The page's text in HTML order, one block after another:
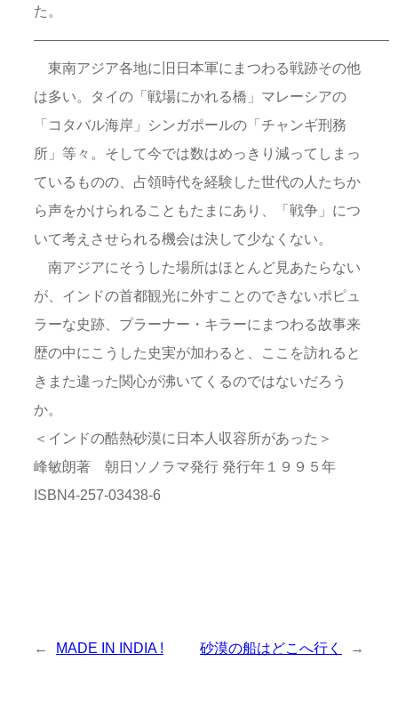
た。
—————————————————————————
東南アジア各地に旧日本軍にまつわる戦跡その他
は多い。タイの「戦場にかれる橋」マレーシアの
「コタバル海岸」シンガポールの「チャンギ刑務
所」等々。そして今では数はめっきり減ってしまっ
ているものの、占領時代を経験した世代の人たちか
ら声をかけられることもたまにあり、「戦争」につ
いて考えさせられる機会は決して少なくない。
南アジアにそうした場所はほとんど見あたらない
が、インドの首都観光に外すことのできないポピュ
ラーな史跡、プラーナー・キラーにまつわる故事来
歴の中にこうした史実が加わると、ここを訪れると
きまた違った関心が沸いてくるのではないだろう
か。
＜インドの酷熱砂漠に日本人収容所があった＞
峰敏朗著 朝日ソノラマ発行 発行年１９９５年
ISBN4-257-03438-6
← MADE IN INDIA ! 砂漠の船はどこへ行く →